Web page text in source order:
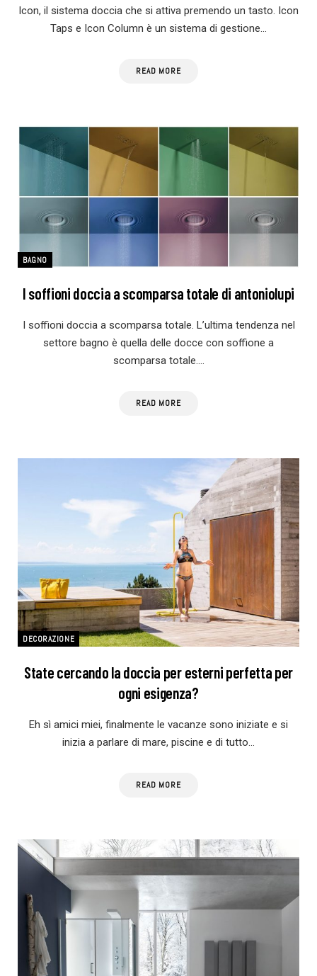
Icon, il sistema doccia che si attiva premendo un tasto. Icon
Taps e Icon Column è un sistema di gestione…
READ MORE
BAGNO
I soffioni doccia a scomparsa totale di antoniolupi
I soffioni doccia a scomparsa totale. L’ultima tendenza nel
settore bagno è quella delle docce con soffione a
scomparsa totale.…
READ MORE
DECORAZIONE
State cercando la doccia per esterni perfetta per
ogni esigenza?
Eh sì amici miei, finalmente le vacanze sono iniziate e si
inizia a parlare di mare, piscine e di tutto…
READ MORE